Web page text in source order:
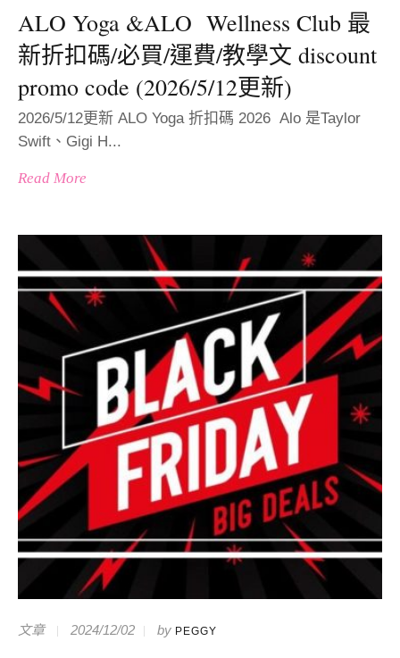
ALO Yoga &ALO Wellness Club 最
新折扣碼/必買/運費/教學文 discount
promo code (2026/5/12更新)
2026/5/12更新 ALO Yoga 折扣碼 2026 Alo 是Taylor
Swift、Gigi H...
Read More
文章 2024/12/02 by PEGGY